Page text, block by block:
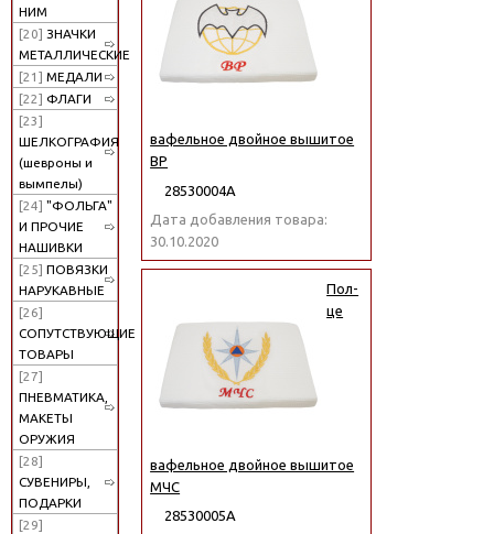
НИМ
[20] ЗНАЧКИ
МЕТАЛЛИЧЕСКИЕ
[21] МЕДАЛИ
[22] ФЛАГИ
[23]
ШЕЛКОГРАФИЯ
(шевроны и
вымпелы)
[24] "ФОЛЬГА"
И ПРОЧИЕ
НАШИВКИ
[25] ПОВЯЗКИ
НАРУКАВНЫЕ
[26]
СОПУТСТВУЮЩИЕ
ТОВАРЫ
[27]
ПНЕВМАТИКА,
МАКЕТЫ
ОРУЖИЯ
[28]
СУВЕНИРЫ,
ПОДАРКИ
[29]
вафельное двойное вышитое
ВР
28530004А
Дата добавления товара:
30.10.2020
Пол-
це
вафельное двойное вышитое
МЧС
28530005А